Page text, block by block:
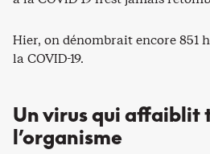
Hier, on dénombrait encore 851
la COVID-19.
Un virus qui affaiblit
l’organisme